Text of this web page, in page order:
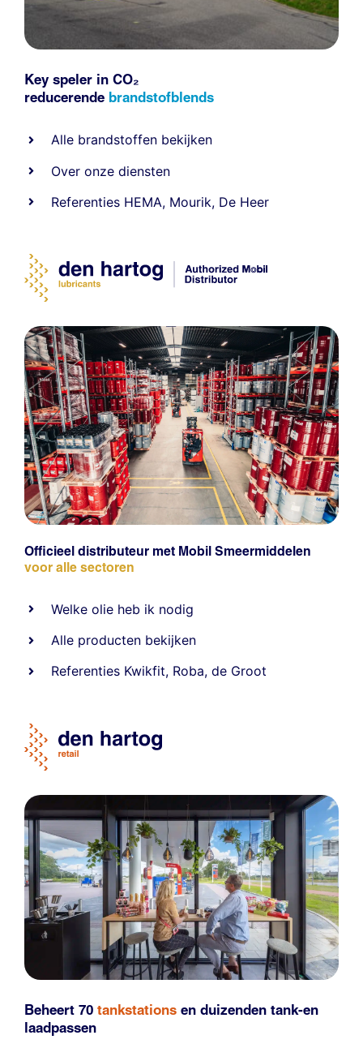
Key speler in CO₂
reducerende brandstofblends
Alle brandstoffen bekijken
Over onze diensten
Referenties HEMA, Mourik, De Heer
Officieel distributeur met Mobil Smeermiddelen
voor alle sectoren
Welke olie heb ik nodig
Alle producten bekijken
Referenties Kwikfit, Roba,de Groot
Beheert 70 tankstations en duizenden tank-en
laadpassen